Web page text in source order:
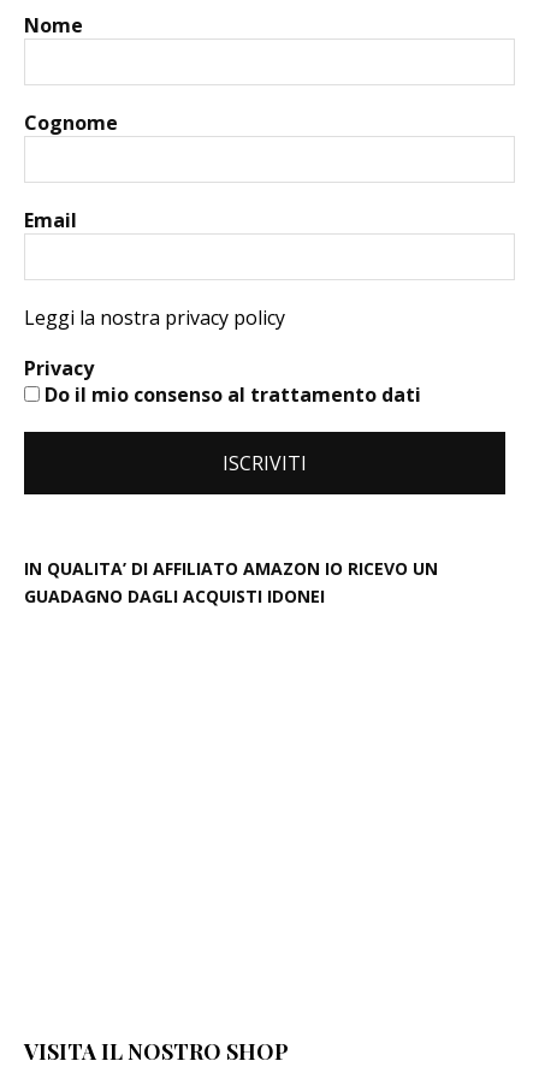
Nome
Cognome
Email
Leggi la nostra privacy policy
Privacy
Do il mio consenso al trattamento dati
IN QUALITA’ DI AFFILIATO AMAZON IO RICEVO UN
GUADAGNO DAGLI ACQUISTI IDONEI
VISITA IL NOSTRO SHOP